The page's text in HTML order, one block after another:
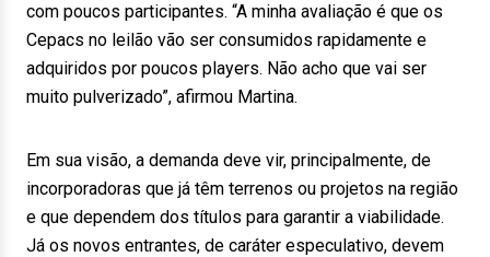
com poucos participantes. “A minha avaliação é que os
Cepacs no leilão vão ser consumidos rapidamente e
adquiridos por poucos players. Não acho que vai ser
muito pulverizado”, afirmou Martina.
Em sua visão, a demanda deve vir, principalmente, de
incorporadoras que já têm terrenos ou projetos na região
e que dependem dos títulos para garantir a viabilidade.
Já os novos entrantes, de caráter especulativo, devem